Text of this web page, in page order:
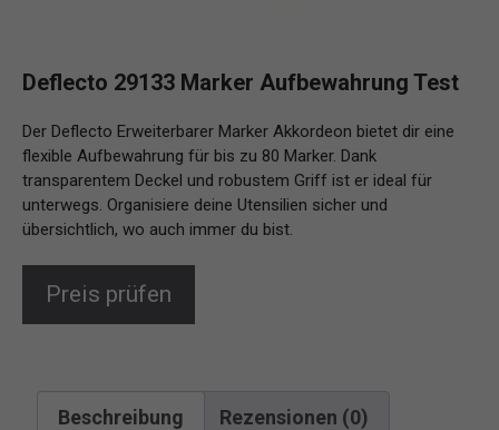
Deflecto 29133 Marker Aufbewahrung Test
Der Deflecto Erweiterbarer Marker Akkordeon bietet dir eine
flexible Aufbewahrung für bis zu 80 Marker. Dank
transparentem Deckel und robustem Griff ist er ideal für
unterwegs. Organisiere deine Utensilien sicher und
übersichtlich, wo auch immer du bist.
Preis prüfen
Beschreibung Rezensionen (0)